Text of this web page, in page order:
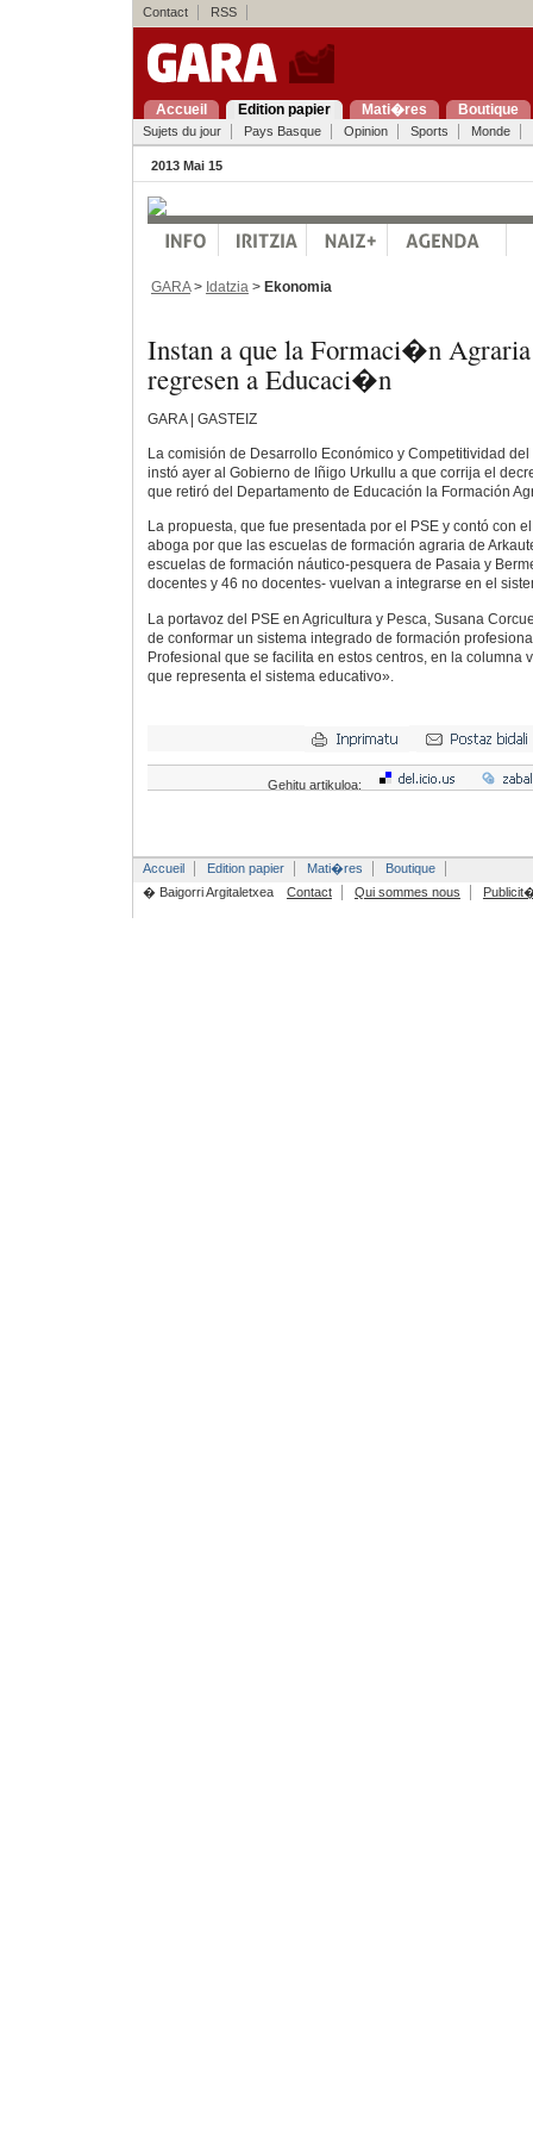
Contact RSS
Accueil Edition papier Mati�res Boutique
Sujets du jour Pays Basque Opinion Sports Monde
2013 Mai 15
GARA> Idatzia > Ekonomia
Instan a que la Formaci�n Agraria
regresen a Educaci�n
GARA | GASTEIZ
La comisión de Desarrollo Económico y Competitividad
instó ayer al Gobierno de Iñigo Urkullu a que corrija el
que retiró del Departamento de Educación la Formación
La propuesta, que fue presentada por el PSE y contó con
aboga por que las escuelas de formación agraria de
escuelas de formación náutico-pesquera de Pasaia y
docentes y 46 no docentes- vuelvan a integrarse en el
La portavoz del PSE en Agricultura y Pesca, Susana
de conformar un sistema integrado de formación
Profesional que se facilita en estos centros, en la columna
que representa el sistema educativo».
Gehitu artikuloa:
Accueil Edition papier Mati�res
Boutique
� Baigorri Argitaletxea
Contact Qui sommes nous